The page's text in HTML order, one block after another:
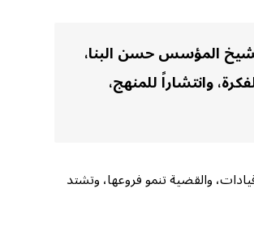
المؤسس حسن البنا،
وانتشاراً للمنهج،
والقضية تنمو فروعها، وتشتد